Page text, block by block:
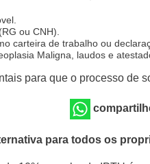
ou CNH).
carteira de trabalho ou
Maligna, laudos e
para que o processo de
para todos os